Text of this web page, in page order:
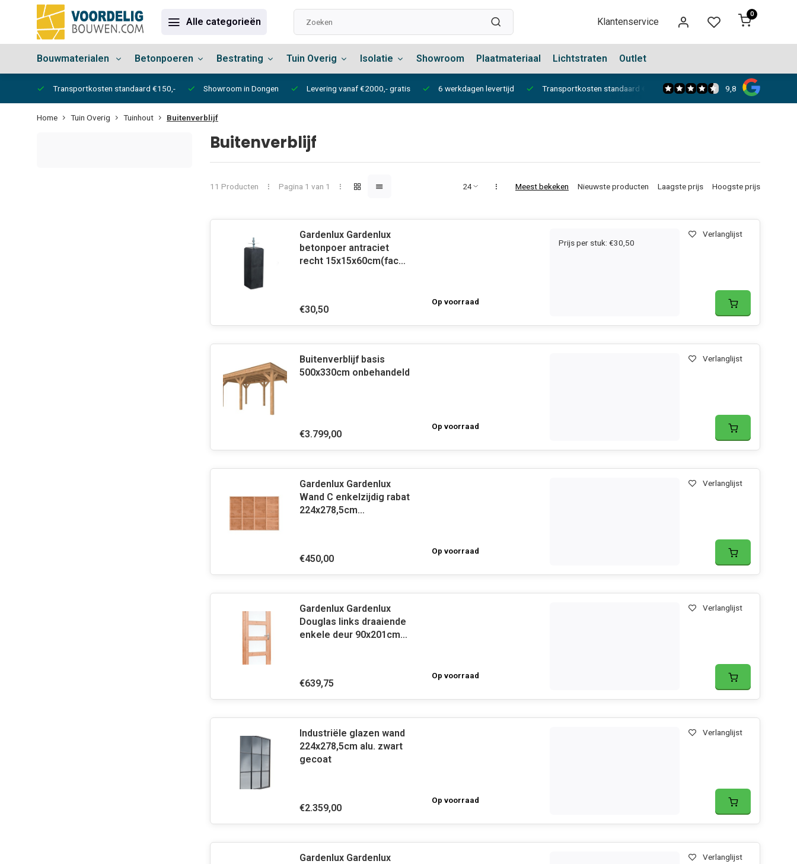
Alle categorieën Klantenservice
0
Bouwmaterialen Betonpoeren Bestrating Tuin Overig Isolatie Showroom Plaatmateriaal Lichtstraten Outlet
Transportkosten standaard €150,- Showroom in Dongen Levering vanaf €2000,- gratis 6 werkdagen levertijd Transportkosten standaard €150,- Showroom in Dongen
9,8
Home Tuin Overig Tuinhout Buitenverblijf
Buitenverblijf
11 Producten Pagina 1 van 1 Meest bekeken Nieuwste producten Laagste prijs Hoogste prijs
Gardenlux Gardenlux
betonpoer antraciet
recht 15x15x60cm(facet
€30,50
Op voorraad
Prijs per stuk: €30,50
Verlanglijst
Buitenverblijf basis
500x330cm onbehandeld
€3.799,00
Op voorraad
Verlanglijst
Gardenlux Gardenlux
Wand C enkelzijdig rabat
224x278,5cm
€450,00
Op voorraad
Verlanglijst
Gardenlux Gardenlux
Douglas links draaiende
enkele deur 90x201cm
€639,75
Op voorraad
Verlanglijst
Industriële glazen wand
224x278,5cm alu. zwart
gecoat
€2.359,00
Op voorraad
Verlanglijst
Gardenlux Gardenlux
Verlanglijst